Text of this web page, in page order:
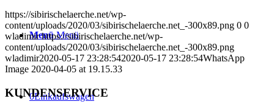
Menü Menü
0Einkaufswagen
https://sibirischelaerche.net/wp-
content/uploads/2020/03/sibirischelaerche.net_-300x89.png 0 0
wladimir https://sibirischelaerche.net/wp-
content/uploads/2020/03/sibirischelaerche.net_-300x89.png
wladimir2020-05-17 23:28:542020-05-17 23:28:54WhatsApp
Image 2020-04-05 at 19.15.33
KUNDENSERVICE